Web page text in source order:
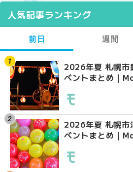
人気記事ランキング
前日
2026年夏 札幌市
ベントまとめ |
2026年夏 札幌市
ベントまとめ |
週間